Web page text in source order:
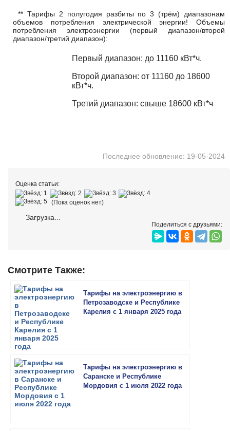
** Тарифы 2 полугодия разбиты по 3 (трём) диапазонам
объемов потребления электрической энергии! Объемы
потребления электроэнергии (первый диапазон/второй
диапазон/третий диапазон):
Первый диапазон: до 11160 кВт*ч.
Второй диапазон: от 11160 до 18600
кВт*ч.
Третий диапазон: свыше 18600 кВт*ч
Последнее обновление: 19-05-2024
Оценка статьи:
(Пока оценок нет)
Загрузка...
Поделиться с друзьями:
Смотрите Также:
Тарифы на электроэнергию в
Петрозаводске и Республике
Карелия с 1 января 2025 года
Тарифы на электроэнергию в
Саранске и Республике
Мордовия с 1 июля 2022 года